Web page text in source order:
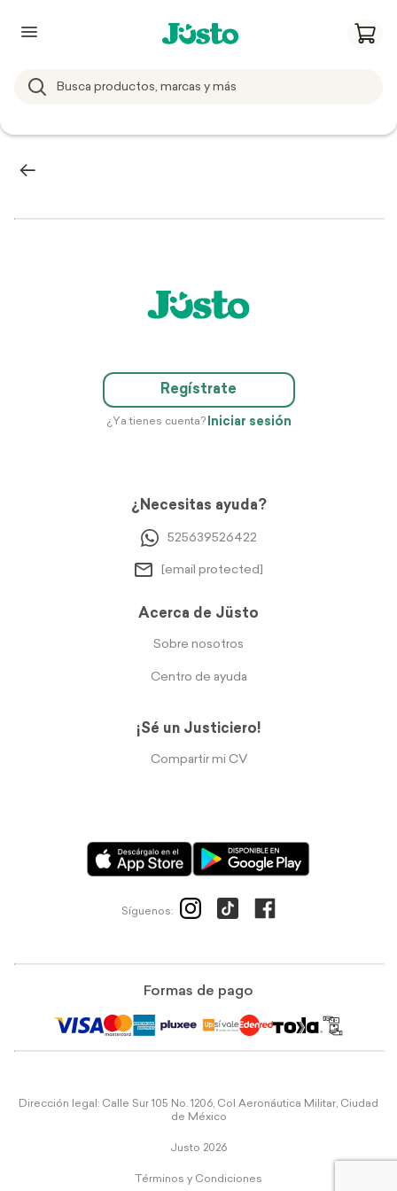
Regístrate
¿Ya tienes cuenta? Iniciar sesión
¿Necesitas ayuda?
525639526422
[email protected]
Acerca de Jüsto
Sobre nosotros
Centro de ayuda
¡Sé un Justiciero!
Compartir mi CV
Síguenos:
Formas de pago
Dirección legal: Calle Sur 105 No. 1206, Col Aeronáutica Militar, Ciudad
de México
Justo 2026
Términos y Condiciones